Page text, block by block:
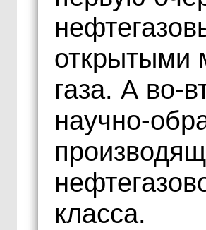
открытыми
газа. А во-
научно-
класса.